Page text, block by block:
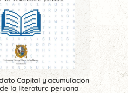
Capital y acumulación
la literatura peruana